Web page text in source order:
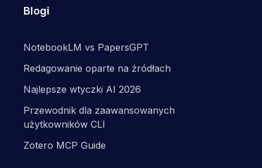
Blogi
NotebookLM vs PapersGPT
Redagowanie oparte na źródłach
Najlepsze wtyczki AI 2026
Przewodnik dla zaawansowanych
użytkowników CLI
Zotero MCP Guide